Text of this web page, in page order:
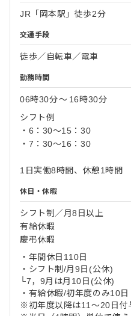
JR「岡本駅」徒歩2分
交通手段
徒歩／自転車／電車
勤務時間
06時30分〜 16時30分
シフト例
・6：30～15：30
・7：30～16：30
1日実働8時間、休憩1時間
休日・休暇
シフト制／月8日以上
有給休暇
慶弔休暇
・年間休日110日
・シフト制/月9日(公休)
└7，9月は月10日(公休)
・有給休暇/初年度のみ10日
※初年度以降は11～20日付